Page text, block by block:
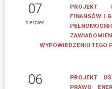
07
sierpień
PROJEKT
FINANSÓW I
WYPOWIEDZENIU
06
PROJEKT
PRAWO